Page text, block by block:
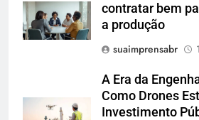
contratar bem
a produção
suaimprensabr
A Era da
Como Drones
Investimento